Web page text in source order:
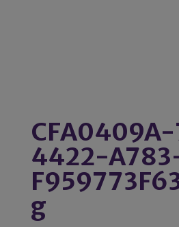
4422-
g